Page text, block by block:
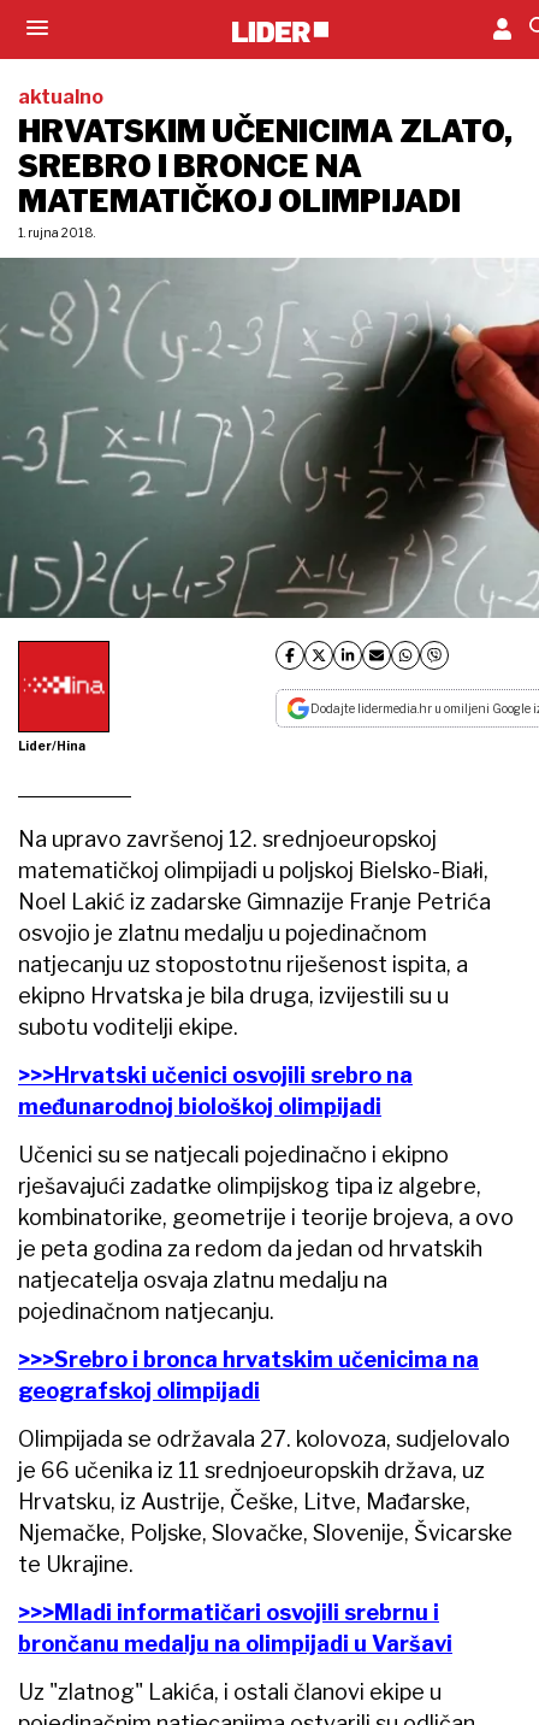
aktualno
HRVATSKIM UČENICIMA ZLATO,
SREBRO I BRONCE NA
MATEMATIČKOJ OLIMPIJADI
1. rujna 2018.
Lider/Hina
Dodajte lidermedia.hr u omiljeni Google
Na upravo završenoj 12. srednjoeuropskoj
matematičkoj olimpijadi u poljskoj Bielsko-Białi,
Noel Lakić iz zadarske Gimnazije Franje Petrića
osvojio je zlatnu medalju u pojedinačnom
natjecanju uz stopostotnu riješenost ispita, a
ekipno Hrvatska je bila druga, izvijestili su u
subotu voditelji ekipe.
>>>Hrvatski učenici osvojili srebro na
međunarodnoj biološkoj olimpijadi
Učenici su se natjecali pojedinačno i ekipno
rješavajući zadatke olimpijskog tipa iz algebre,
kombinatorike, geometrije i teorije brojeva, a ovo
je peta godina za redom da jedan od hrvatskih
natjecatelja osvaja zlatnu medalju na
pojedinačnom natjecanju.
>>>Srebro i bronca hrvatskim učenicima na
geografskoj olimpijadi
Olimpijada se održavala 27. kolovoza, sudjelovalo
je 66 učenika iz 11 srednjoeuropskih država, uz
Hrvatsku, iz Austrije, Češke, Litve, Mađarske,
Njemačke, Poljske, Slovačke, Slovenije, Švicarske
te Ukrajine.
>>>Mladi informatičari osvojili srebrnu i
brončanu medalju na olimpijadi u Varšavi
Uz "zlatnog" Lakića, i ostali članovi ekipe u